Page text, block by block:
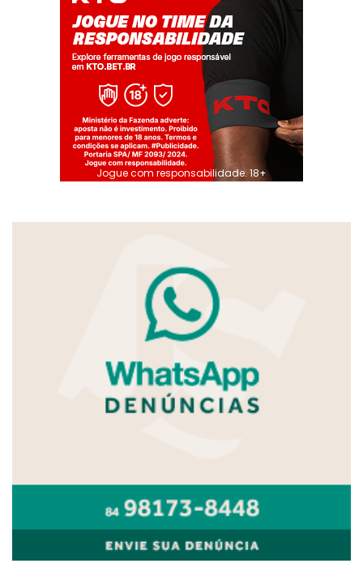
Jogue com responsabilidade. 18+